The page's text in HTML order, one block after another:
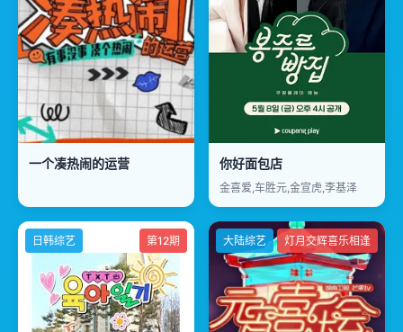
一个凑热闹的运营 你好面包店
金喜爱,车胜元,金宣虎,李基泽
日韩综艺 第12期 大陆综艺 灯月交辉喜乐相逢